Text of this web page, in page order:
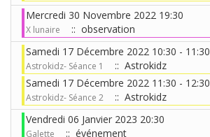
Mercredi 30 Novembre 2022 19:30
X lunaire
:: observation
Samedi 17 Décembre 2022 10:30 - 11:30
Astrokidz- Séance 1
:: Astrokidz
Samedi 17 Décembre 2022 11:30 - 12:30
Astrokidz- Séance 2
:: Astrokidz
Vendredi 06 Janvier 2023 20:30
Galette
:: événement